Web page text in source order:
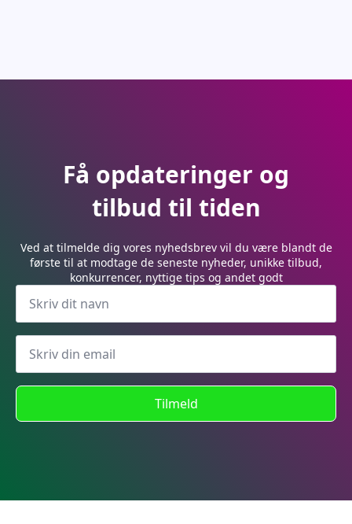
Få opdateringer og
tilbud til tiden
Ved at tilmelde dig vores nyhedsbrev vil du være blandt de
første til at modtage de seneste nyheder, unikke tilbud,
konkurrencer, nyttige tips og andet godt
Tilmeld